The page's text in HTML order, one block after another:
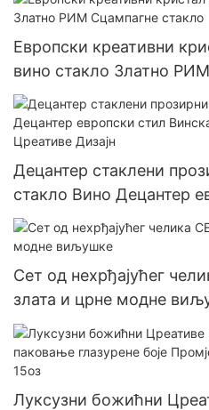
Европски креативни
вино стакло Златно
Децантер стаклени
стакло Вино Децантер
боца Вински
Сет од нехрђајућег
злата и црне модне
Луксузни божићни